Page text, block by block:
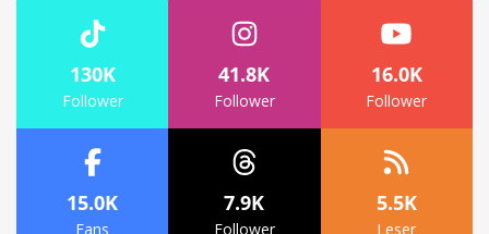
130K
Follower
41.8K
Follower
16.0K
Follower
15.0K
Fans
7.9K
Follower
5.5K
Leser